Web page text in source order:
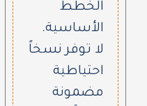
الخطط
الأساسية.
لا توفر نسخاً
احتياطية
مضمونة